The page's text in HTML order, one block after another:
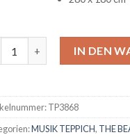
IN DEN
TP3868
MUSIK TEPPICH, THE